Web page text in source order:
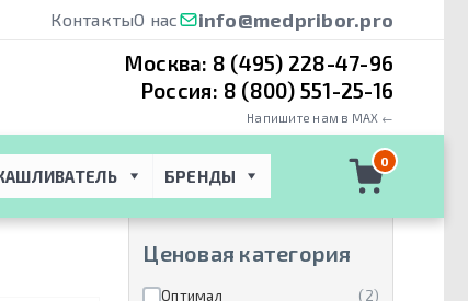
КонтактыО нас info@medpribor.pro
Москва: 8 (495) 228-47-96
Россия: 8 (800) 551-25-16
Напишите нам в MAX ←
БРЕНДЫ
0
Производители
Dixion (6)
Ценовая категория
Оптимал (2)